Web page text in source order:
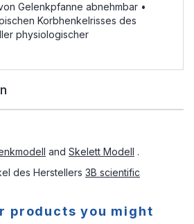
Gelenkpfanne abnehmbar •
Korbhenkelrisses des
physiologischer
and Skelett Modell .
des Herstellers 3B scientific
products you might